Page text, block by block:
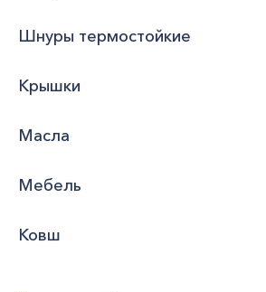
Шнуры термостойкие
Крышки
Масла
Мебель
Ковш